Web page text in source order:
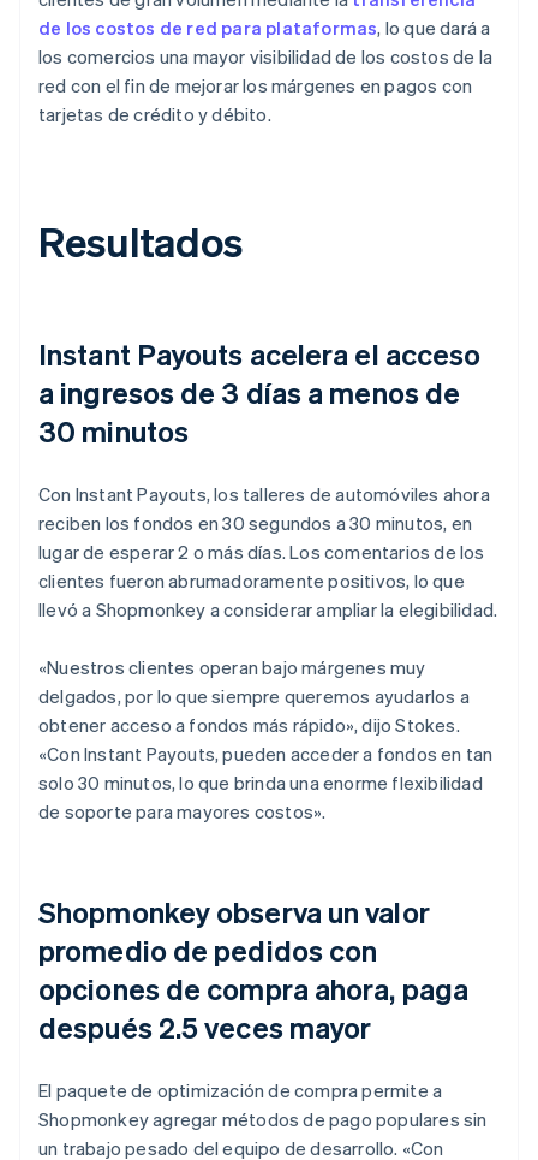
de los costos de red para plataformas, lo que dará a
los comercios una mayor visibilidad de los costos de la
red con el fin de mejorar los márgenes en pagos con
tarjetas de crédito y débito.
Resultados
Instant Payouts acelera el acceso
a ingresos de 3 días a menos de
30 minutos
Con Instant Payouts, los talleres de automóviles ahora
reciben los fondos en 30 segundos a 30 minutos, en
lugar de esperar 2 o más días. Los comentarios de los
clientes fueron abrumadoramente positivos, lo que
llevó a Shopmonkey a considerar ampliar la elegibilidad.
«Nuestros clientes operan bajo márgenes muy
delgados, por lo que siempre queremos ayudarlos a
obtener acceso a fondos más rápido», dijo Stokes.
«Con Instant Payouts, pueden acceder a fondos en tan
solo 30 minutos, lo que brinda una enorme flexibilidad
de soporte para mayores costos».
Shopmonkey observa un valor
promedio de pedidos con
opciones de compra ahora, paga
después 2.5 veces mayor
El paquete de optimización de compra permite a
Shopmonkey agregar métodos de pago populares sin
un trabajo pesado del equipo de desarrollo. «Con